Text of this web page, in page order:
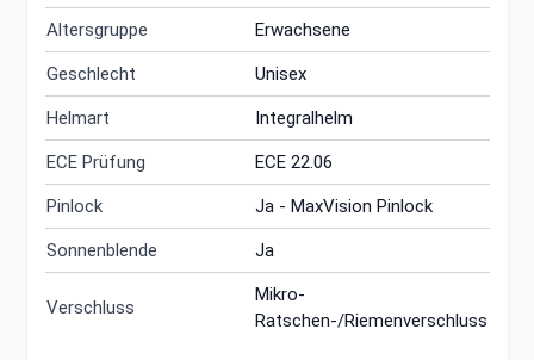
Altersgruppe Erwachsene
Geschlecht Unisex
Helmart Integralhelm
ECE Prüfung ECE 22.06
Pinlock Ja - MaxVision Pinlock
Sonnenblende Ja
Verschluss
Mikro-
Ratschen-/Riemenverschluss